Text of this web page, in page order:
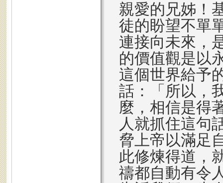
親愛的兄姊！
徒的盼望不單
連接向未來，
的價值觀是以
這個世界給予
話：「所以，
麼，相信是得
人就抓住這句
脅上帝以滿足
此修煉得道，
禱都自動有令